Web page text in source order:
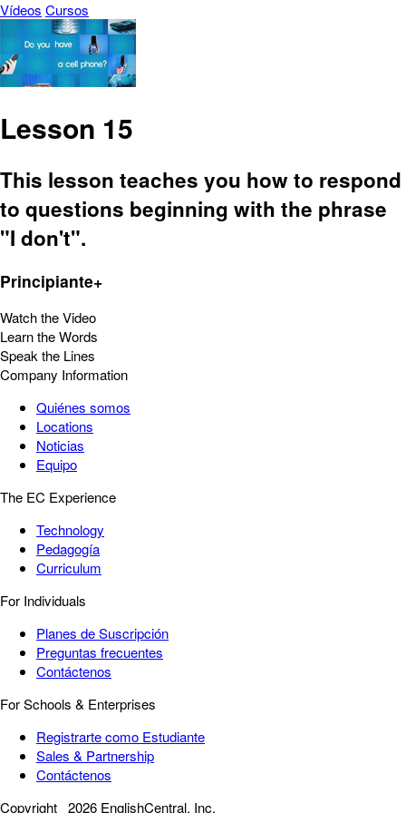
Vídeos Cursos
Lesson 15
This lesson teaches you how to respond
to questions beginning with the phrase
"I don't".
Principiante+
Watch the Video
Learn the Words
Speak the Lines
Company Information
Quiénes somos
Locations
Noticias
Equipo
The EC Experience
Technology
Pedagogía
Curriculum
For Individuals
Planes de Suscripción
Preguntas frecuentes
Contáctenos
For Schools & Enterprises
Registrarte como Estudiante
Sales & Partnership
Contáctenos
Copyright 2026 EnglishCentral, Inc.